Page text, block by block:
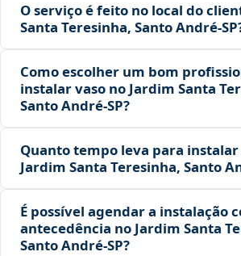
O serviço é feito no local do
Santa Teresinha, Santo
Como escolher um bom
instalar vaso no Jardim Santa
Santo André‑SP?
Quanto tempo leva para
Jardim Santa Teresinha, Santo
É possível agendar a instalação
antecedência no Jardim Santa
Santo André‑SP?